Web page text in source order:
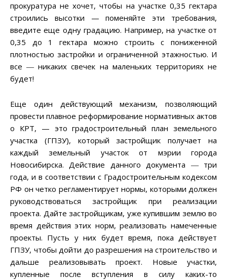
прокуратура не хочет, чтобы на участке 0,35 гектара
строились высотки — поменяйте эти требования,
введите еще одну градацию. Например, на участке от
0,35 до 1 гектара можно строить с пониженной
плотностью застройки и ограниченной этажностью. И
все ― никаких свечек на маленьких территориях не
будет!
Еще один действующий механизм, позволяющий
провести плавное реформирование нормативных актов
о КРТ, — это градостроительный план земельного
участка (ГПЗУ), который застройщик получает на
каждый земельный участок от мэрии города
Новосибирска. Действие данного документа ― три
года, и в соответствии с Градостроительным кодексом
РФ он четко регламентирует нормы, которыми должен
руководствоваться застройщик при реализации
проекта. Дайте застройщикам, уже купившим землю во
время действия этих норм, реализовать намеченные
проекты. Пусть у них будет время, пока действует
ГПЗУ, чтобы дойти до разрешения на строительство и
дальше реализовывать проект. Новые участки,
купленные после вступления в силу каких-то